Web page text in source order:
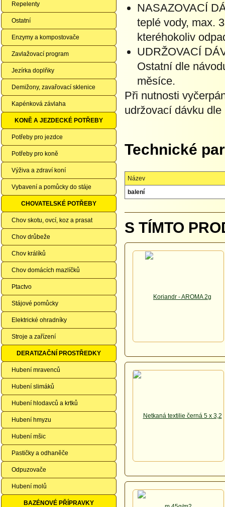
Repelenty
Ostatní
Enzymy a kompostovače
Zavlažovací program
Jezírka doplňky
Demižony, zavařovací sklenice
Kapénková závlaha
KONĚ A JEZDECKÉ POTŘEBY
Potřeby pro jezdce
Potřeby pro koně
Výživa a zdraví koní
Vybavení a pomůcky do stáje
CHOVATELSKÉ POTŘEBY
Chov skotu, ovcí, koz a prasat
Chov drůbeže
Chov králíků
Chov domácích mazlíčků
Ptactvo
Stájové pomůcky
Elektrické ohradníky
Stroje a zařízení
DERATIZAČNÍ PROSTŘEDKY
Hubení mravenců
Hubení slimáků
Hubení hlodavců a krtků
Hubení hmyzu
Hubení mšic
Pastičky a odhaněče
Odpuzovače
Hubení molů
BAZÉNOVÉ PŘÍPRAVKY
NASAZOVACÍ
teplé vody, max.
kteréhokoliv
UDRŽOVACÍ
Ostatní dle
měsíce.
Při nutnosti
udržovací dávku dle
Technické
Název
balení
S TÍMTO